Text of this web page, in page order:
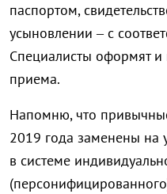
паспортом,
усыновлении – с
Специалисты оформят
приема.
Напомню, что
2019 года заменены на
в системе